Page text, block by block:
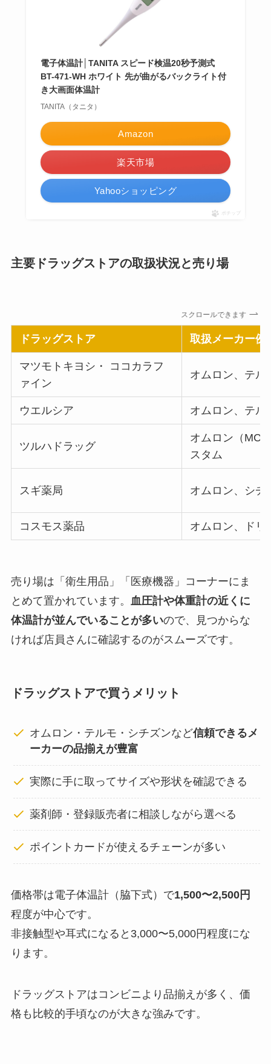
電子体温計│TANITA スピード検温20秒予測式
BT-471-WH ホワイト 先が曲がるバックライト付
き大画面体温計
TANITA（タニタ）
Amazon
楽天市場
Yahooショッピング
ポチップ
主要ドラッグストアの取扱状況と売り場
スクロールできます
ドラッグストア 取扱メーカー例
マツモトキヨシ・ ココカラフ
ァイン
オムロン、テル
ウエルシア オムロン、テル
ツルハドラッグ
オムロン（MC-
スタム
スギ薬局 オムロン、シチ
コスモス薬品 オムロン、ドリ
売り場は「衛生用品」「医療機器」コーナーにま
とめて置かれています。
血圧計や体重計の近くに
体温計が並んでいることが多いので、見つからな
ければ店員さんに確認するのがスムーズです。
ドラッグストアで買うメリット
オムロン・テルモ・シチズンなど信頼できるメ
ーカーの品揃えが豊富
実際に手に取ってサイズや形状を確認できる
薬剤師・登録販売者に相談しながら選べる
ポイントカードが使えるチェーンが多い
価格帯は電子体温計（脇下式）で1,500〜2,500円
程度が中心です。
非接触型や耳式になると3,000〜5,000円程度にな
ります。
ドラッグストアはコンビニより品揃えが多く、価
格も比較的手頃なのが大きな強みです。